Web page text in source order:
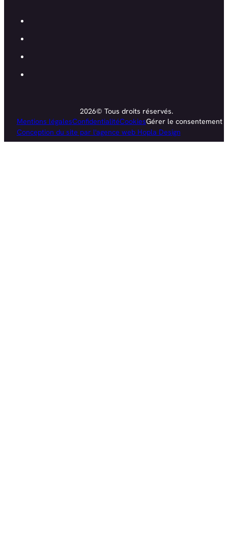
2026© Tous droits réservés.
Mentions légalesConfidentialitéCookiesGérer le consentement
Conception du site par l'agence web Hopla Design